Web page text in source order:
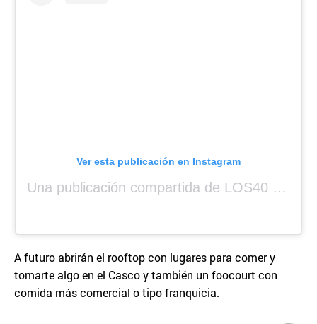
Ver esta publicación en Instagram
Una publicación compartida de LOS40 Panamá 🇵🇦 🎙️🎶 (@los40panama)
A futuro abrirán el rooftop con lugares para comer y
tomarte algo en el Casco y también un foocourt con
comida más comercial o tipo franquicia.